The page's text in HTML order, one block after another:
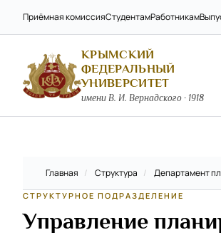
Приёмная комиссияСтудентамРаботникам
КРЫМСКИЙ
ФЕДЕРАЛЬНЫЙ
УНИВЕРСИТЕТ
имени В. И. Вернадского · 1918
Главная / Структура / Департамент
СТРУКТУРНОЕ ПОДРАЗДЕЛЕНИЕ
Управление